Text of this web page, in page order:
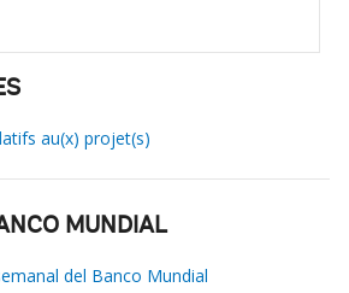
au(x) projet(s)
MUNDIAL
del Banco Mundial